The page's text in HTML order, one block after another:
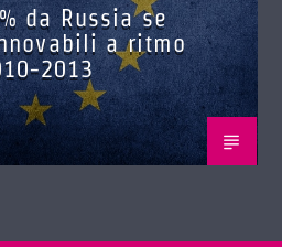
da Russia se
a ritmo
2013